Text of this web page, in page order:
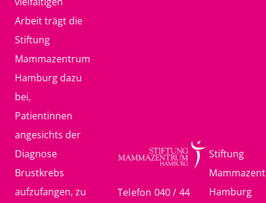
Arbeit trägt die
Stiftung
Mammazentrum
Hamburg dazu
bei,
Patientinnen
angesichts der
Diagnose
Brustkrebs
aufzufangen, zu
Telefon 040 / 44
Stiftung
Hamburg